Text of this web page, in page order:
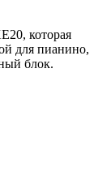
которая
для пианино,
блок.